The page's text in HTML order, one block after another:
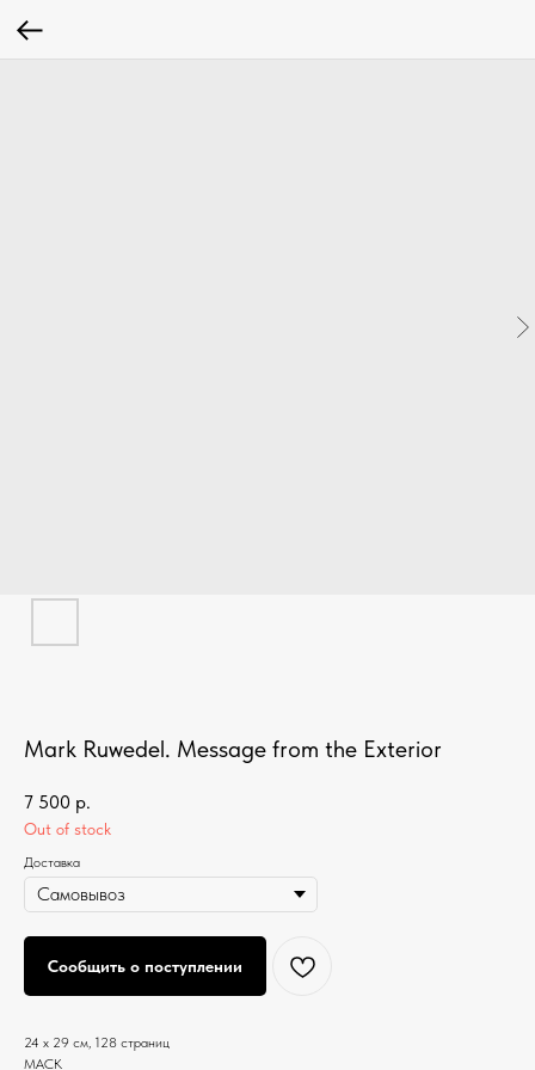
Mark Ruwedel. Message from the Exterior
7 500 р.
Out of stock
Доставка
Сообщить о поступлении
24 x 29 см, 128 страниц
MACK